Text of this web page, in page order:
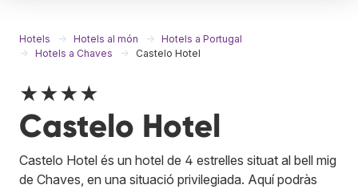
Hotels Hotels al món
Hotels a Portugal
Hotels a Chaves
Castelo Hotel
★★★★
Castelo Hotel
Castelo Hotel és un hotel de 4 estrelles situat al bell mig
de Chaves, en una situació privilegiada. Aquí podràs